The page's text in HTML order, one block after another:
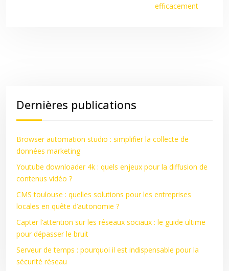
efficacement
Dernières publications
Browser automation studio : simplifier la collecte de
données marketing
Youtube downloader 4k : quels enjeux pour la diffusion de
contenus vidéo ?
CMS toulouse : quelles solutions pour les entreprises
locales en quête d’autonomie ?
Capter l’attention sur les réseaux sociaux : le guide ultime
pour dépasser le bruit
Serveur de temps : pourquoi il est indispensable pour la
sécurité réseau